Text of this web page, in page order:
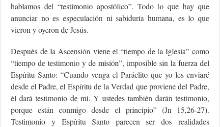
hablamos del “testimonio apostólico”. Todo lo que hay que
anunciar no es especulación ni sabiduría humana, es lo que
vieron y oyeron de Jesús.
Después de la Ascensión viene el “tiempo de la Iglesia” como
“tiempo de testimonio y de misión”, imposible sin la fuerza del
Espíritu Santo: “Cuando venga el Paráclito que yo les enviaré
desde el Padre, el Espíritu de la Verdad que proviene del Padre,
él dará testimonio de mí. Y ustedes también darán testimonio,
porque están conmigo desde el principio” (Jn 15,26-27).
Testimonio y Espíritu Santo parecen ser dos realidades